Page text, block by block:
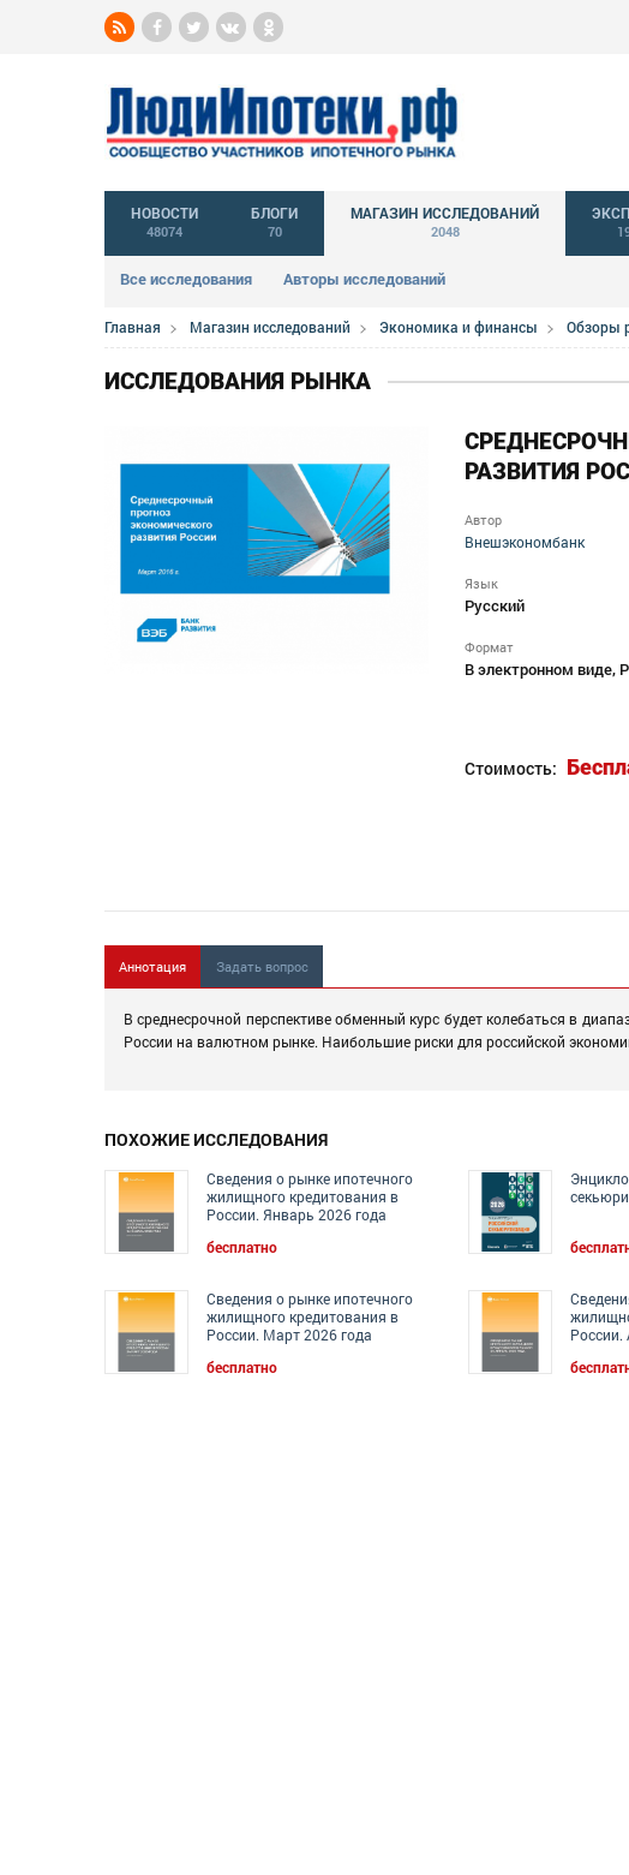
НОВОСТИ
48074
БЛОГИ
70
МАГАЗИН ИССЛЕДОВАНИЙ
2048
Все исследования Авторы исследований
Главная Магазин исследований Экономика и финансы Обзоры
ИССЛЕДОВАНИЯ РЫНКА
РАЗВИТИЯ
Автор
Внешэкономбанк
Язык
Русский
Формат
В электронном виде,
Стоимость:
Аннотация Задать вопрос
В среднесрочной перспективе обменный курс будет колебаться в
России на валютном рынке. Наибольшие риски для российской
ПОХОЖИЕ ИССЛЕДОВАНИЯ
Сведения о рынке ипотечного
жилищного кредитования в
России. Январь 2026 года
бесплатно
Сведения о рынке ипотечного
жилищного кредитования в
России. Март 2026 года
бесплатно
России.